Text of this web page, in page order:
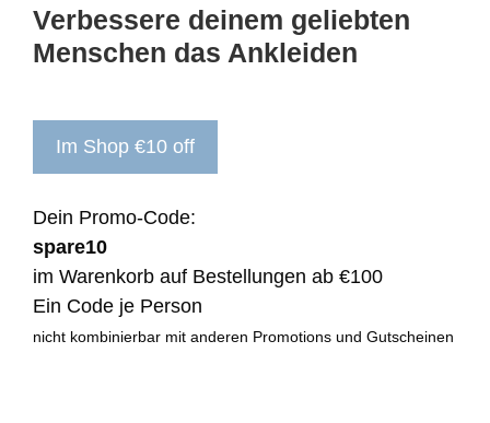
Verbessere deinem geliebten
Menschen das Ankleiden
Im Shop €10 off
Dein Promo-Code:
spare10
im Warenkorb auf Bestellungen ab €100
Ein Code je Person
nicht kombinierbar mit anderen Promotions und Gutscheinen